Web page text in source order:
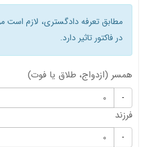
مطابق تعرفه دادگستری، لازم است
در فاکتور تاثیر دارد.
همسر (ازدواج، طلاق یا فوت)
-
فرزند
-